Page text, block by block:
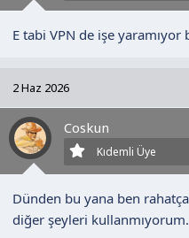
E tabi VPN de işe
2 Haz 2026
Coskun
Kıdemli Üye
Dünden bu yana ben
diğer şeyleri kullanmıyorum.